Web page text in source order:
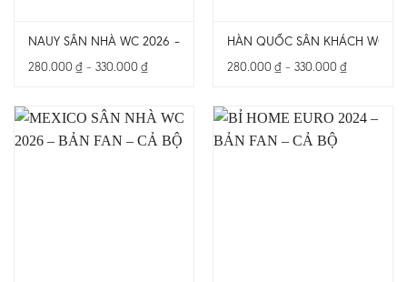
NAUY SÂN NHÀ WC 2026 – BẢN PLAYER – CHỈ CÓ ÁO
280.000₫ – 330.000₫Khoảng
giá:
đến
330.000 ₫
HÀN QUỐC SÂN KHÁCH WC
280.000₫ – 330.000₫Khoảng
giá:
đến
330.000 ₫